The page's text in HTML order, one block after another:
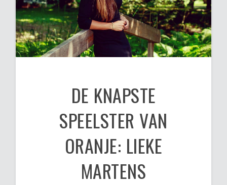
DE KNAPSTE
SPEELSTER VAN
ORANJE: LIEKE
MARTENS